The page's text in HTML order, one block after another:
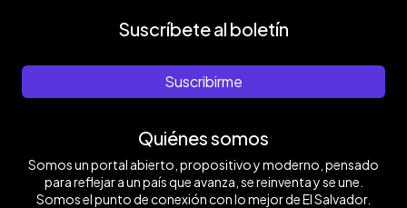
Suscríbete al boletín
Suscribirme
Quiénes somos
Somos un portal abierto, propositivo y moderno, pensado
para reflejar a un país que avanza, se reinventa y se une.
Somos el punto de conexión con lo mejor de El Salvador.